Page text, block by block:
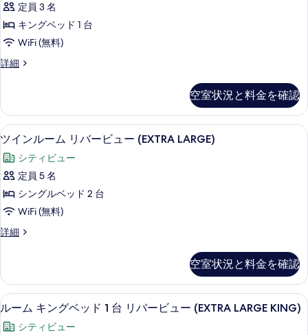
べ
て
写
を
表
示
す
る
101
の
詳
キ
ン
ベ
ド
台
コ
ー
ナ
ー
(101
す
べ
て
定員 3 名
キングベッド 1 台
WiFi (無料)
詳細
ル
ン
グ
ベ
ド
コ
ー
ー
詳
細
空室状況と料金を確認
ツ
イ
ン
ル
ー
リ
ー
ビ
ュ
ー
7
ツインルーム リバービュー (EXTRA LARGE)
シティビュー
定員 5 名
シングルベッド 2 台
WiFi (無料)
詳細
ツ
ー
ム
リ
ー
空室状況と料金を確認
ル
ー
セーフティボックス (室内)、デスク
6
ルーム キングベッド 1 台 リバービュー (EXTRA LARGE KING)
シティビュー